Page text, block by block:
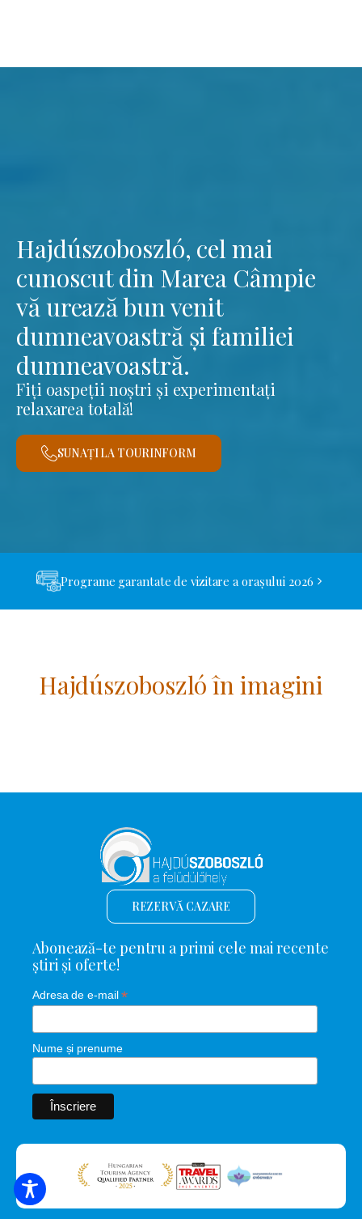
Hajdúszoboszló, cel mai
cunoscut din Marea Câmpie
vă urează bun venit
dumneavoastră și familiei
dumneavoastră.
Fiți oaspeții noștri și experimentați
relaxarea totală!
SUNAȚI LA TOURINFORM
Programe garantate de vizitare a orașului 2026
Hajdúszoboszló în imagini
REZERVĂ CAZARE
Abonează-te pentru a primi cele mai recente
știri și oferte!
Adresa de e-mail*
Nume și prenume